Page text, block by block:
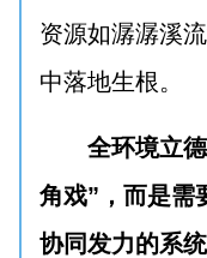
资源如潺潺溪
中落地生根。
全环境立
角戏”，而是需
协同发力的系统